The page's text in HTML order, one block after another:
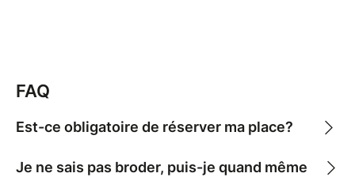
FAQ
Est-ce obligatoire de réserver ma place?
Je ne sais pas broder, puis-je quand même